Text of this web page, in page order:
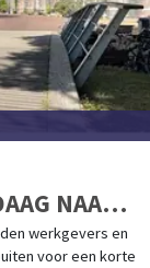
NAAR
werkgevers en
voor een korte